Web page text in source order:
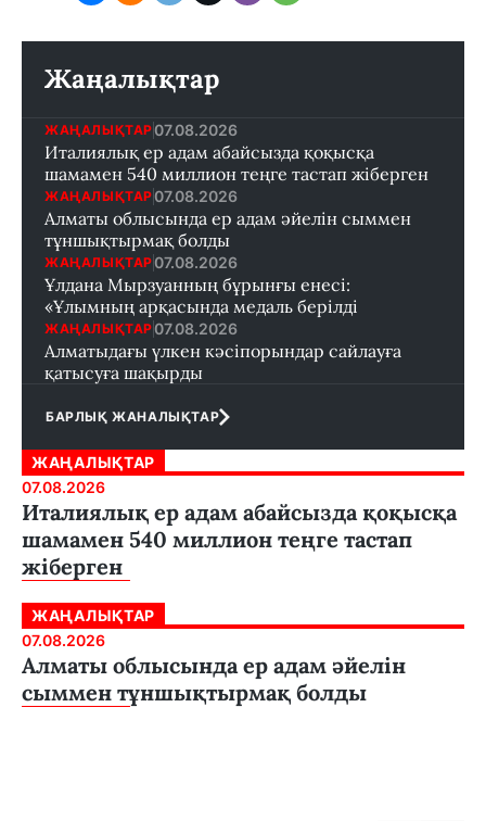
Жаңалықтар
ЖАҢАЛЫҚТАР 07.08.2026
Италиялық ер адам абайсызда қоқысқа
шамамен 540 миллион теңге тастап жіберген
ЖАҢАЛЫҚТАР 07.08.2026
Алматы облысында ер адам әйелін сыммен
тұншықтырмақ болды
ЖАҢАЛЫҚТАР 07.08.2026
Ұлдана Мырзуанның бұрынғы енесі:
«Ұлымның арқасында медаль берілді
ЖАҢАЛЫҚТАР 07.08.2026
Алматыдағы үлкен кәсіпорындар сайлауға
қатысуға шақырды
БАРЛЫҚ ЖАНАЛЫҚТАР
ЖАҢАЛЫҚТАР
07.08.2026
Италиялық ер адам абайсызда қоқысқа
шамамен 540 миллион теңге тастап
жіберген
ЖАҢАЛЫҚТАР
07.08.2026
Алматы облысында ер адам әйелін
сыммен тұншықтырмақ болды